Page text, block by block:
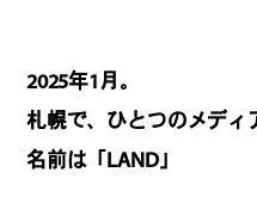
2025年1月。
札幌で、ひとつのメディ
名前は「LAND」